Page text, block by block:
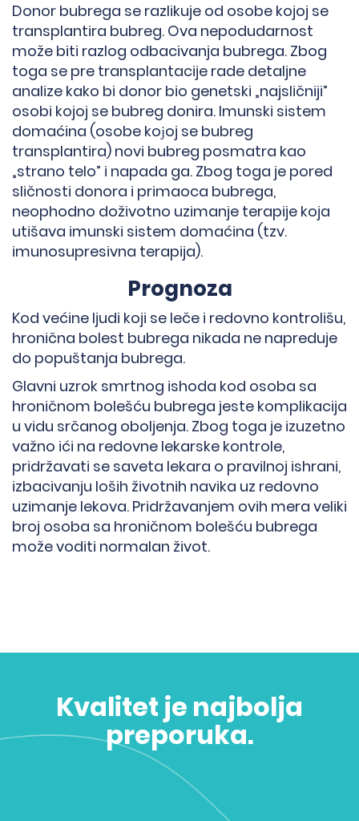
Donor bubrega se razlikuje od osobe kojoj se
transplantira bubreg. Ova nepodudarnost
može biti razlog odbacivanja bubrega. Zbog
toga se pre transplantacije rade detaljne
analize kako bi donor bio genetski „najsličniji”
osobi kojoj se bubreg donira. Imunski sistem
domaćina (osobe koјoj se bubreg
transplantira) novi bubreg posmatra kao
„strano telo” i napada ga. Zbog toga je pored
sličnosti donora i primaoca bubrega,
neophodno doživotno uzimanje terapije koja
utišava imunski sistem domaćina (tzv.
imunosupresivna terapija).
Prognoza
Kod većine ljudi koji se leče i redovno kontrolišu,
hronična bolest bubrega nikada ne napreduje
do popuštanja bubrega.
Glavni uzrok smrtnog ishoda kod osoba sa
hroničnom bolešću bubrega jeste komplikacija
u vidu srčanog oboljenja. Zbog toga je izuzetno
važno ići na redovne lekarske kontrole,
pridržavati se saveta lekara o pravilnoj ishrani,
izbacivanju loših životnih navika uz redovno
uzimanje lekova. Pridržavanjem ovih mera veliki
broj osoba sa hroničnom bolešću bubrega
može voditi normalan život.
Kvalitet je najbolja
preporuka.